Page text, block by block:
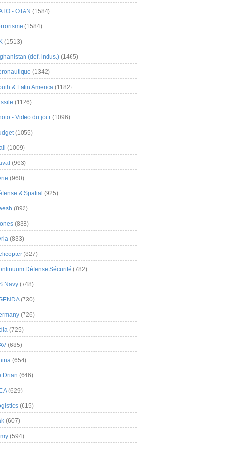
- OTAN (1584)
(1584)
(1513)
(def. indus.) (1465)
(1342)
& Latin America (1182)
(1126)
- Video du jour (1096)
(1055)
(1009)
(963)
(960)
& Spatial (925)
(892)
(838)
(833)
(827)
Défense Sécurité (782)
Navy (748)
(730)
(726)
(725)
(685)
(654)
Drian (646)
(629)
(615)
(607)
(594)